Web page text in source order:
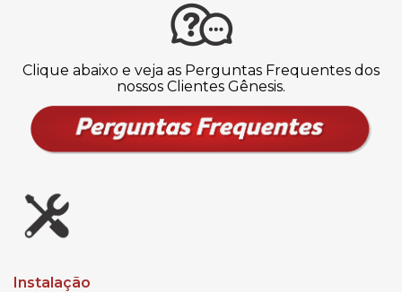
Clique abaixo e veja as Perguntas Frequentes dos
nossos Clientes Gênesis.
Instalação